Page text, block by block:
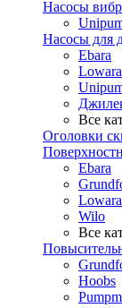
Насосы
Насосы для
Ebara
Lowara
Все
Оголовки
Ebara
Lowara
Wilo
Все
Hoobs